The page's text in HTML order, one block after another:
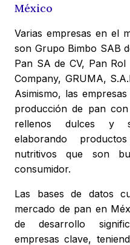
México
Varias empresas en el
son Grupo Bimbo SAB
Pan SA de CV, Pan
Company, GRUMA,
Asimismo, las
producción de pan
rellenos dulces y
elaborando
nutritivos que son
consumidor.
Las bases de datos
mercado de pan en
de desarrollo
empresas clave,